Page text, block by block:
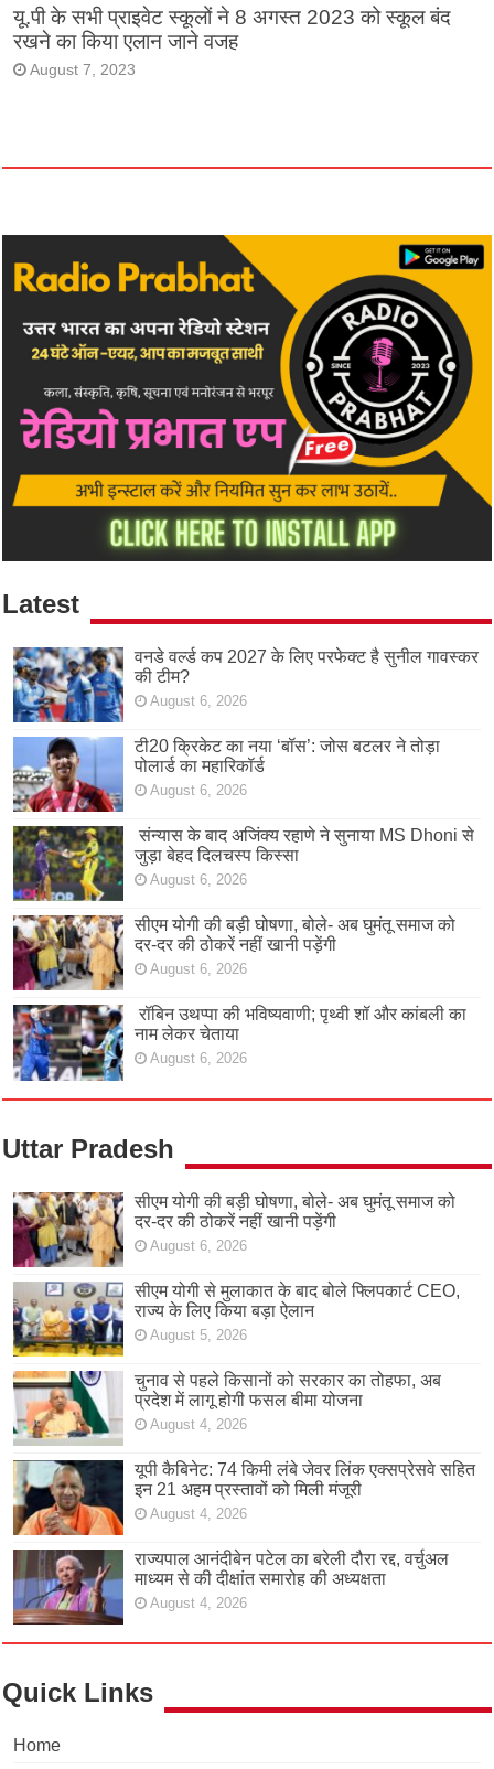
यू.पी के सभी प्राइवेट स्कूलों ने 8 अगस्त 2023 को स्कूल बंद
रखने का किया एलान जाने वजह
August 7, 2023
Latest
वनडे वर्ल्ड कप 2027 के लिए परफेक्ट है सुनील गावस्कर
की टीम?
August 6, 2026
टी20 क्रिकेट का नया ‘बॉस’: जोस बटलर ने तोड़ा
पोलार्ड का महारिकॉर्ड
August 6, 2026
संन्यास के बाद अजिंक्‍य रहाणे ने सुनाया MS Dhoni से
जुड़ा बेहद दिलचस्प किस्सा
August 6, 2026
सीएम योगी की बड़ी घोषणा, बोले- अब घुमंतू समाज को
दर-दर की ठोकरें नहीं खानी पड़ेंगी
August 6, 2026
रॉबिन उथप्पा की भविष्यवाणी; पृथ्वी शॉ और कांबली का
नाम लेकर चेताया
August 6, 2026
Uttar Pradesh
सीएम योगी की बड़ी घोषणा, बोले- अब घुमंतू समाज को
दर-दर की ठोकरें नहीं खानी पड़ेंगी
August 6, 2026
सीएम योगी से मुलाकात के बाद बोले फ्लिपकार्ट CEO,
राज्य के लिए किया बड़ा ऐलान
August 5, 2026
चुनाव से पहले किसानों को सरकार का तोहफा, अब
प्रदेश में लागू होगी फसल बीमा योजना
August 4, 2026
यूपी कैबिनेट: 74 किमी लंबे जेवर लिंक एक्सप्रेसवे सहित
इन 21 अहम प्रस्तावों को मिली मंजूरी
August 4, 2026
राज्यपाल आनंदीबेन पटेल का बरेली दौरा रद्द, वर्चुअल
माध्यम से की दीक्षांत समारोह की अध्यक्षता
August 4, 2026
Quick Links
Home